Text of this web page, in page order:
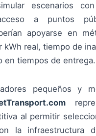
escenarios
a puntos
apoyarse en
kWh real, tiempo de
en tiempos de entrega.
pequeños y
al permitir
la infraestructura